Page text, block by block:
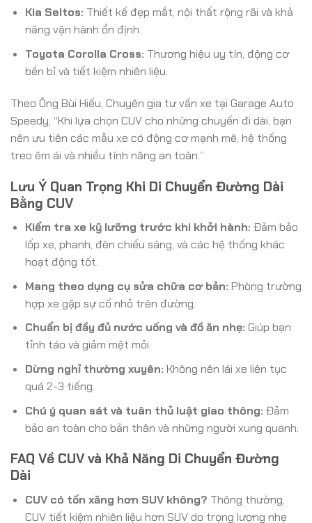
Kia Seltos: Thiết kế đẹp mắt, nội thất rộng rãi và khả
năng vận hành ổn định.
Toyota Corolla Cross: Thương hiệu uy tín, động cơ
bền bỉ và tiết kiệm nhiên liệu.
Theo Ông Bùi Hiếu, Chuyên gia tư vấn xe tại Garage Auto
Speedy, “Khi lựa chọn CUV cho những chuyến đi dài, bạn
nên ưu tiên các mẫu xe có động cơ mạnh mẽ, hệ thống
treo êm ái và nhiều tính năng an toàn.”
Lưu Ý Quan Trọng Khi Di Chuyển Đường Dài
Bằng CUV
Kiểm tra xe kỹ lưỡng trước khi khởi hành: Đảm bảo
lốp xe, phanh, đèn chiếu sáng, và các hệ thống khác
hoạt động tốt.
Mang theo dụng cụ sửa chữa cơ bản: Phòng trường
hợp xe gặp sự cố nhỏ trên đường.
Chuẩn bị đầy đủ nước uống và đồ ăn nhẹ: Giúp bạn
tỉnh táo và giảm mệt mỏi.
Dừng nghỉ thường xuyên: Không nên lái xe liên tục
quá 2-3 tiếng.
Chú ý quan sát và tuân thủ luật giao thông: Đảm
bảo an toàn cho bản thân và những người xung quanh.
FAQ Về CUV và Khả Năng Di Chuyển Đường
Dài
CUV có tốn xăng hơn SUV không? Thông thường,
CUV tiết kiệm nhiên liệu hơn SUV do trọng lượng nhẹ